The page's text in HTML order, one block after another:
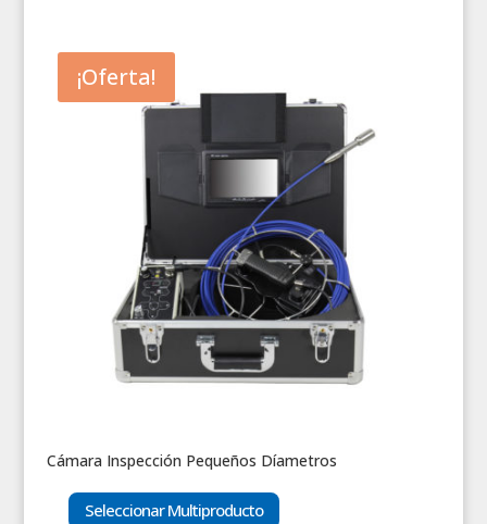
¡Oferta!
Cámara Inspección Pequeños Díametros
Seleccionar Multiproducto